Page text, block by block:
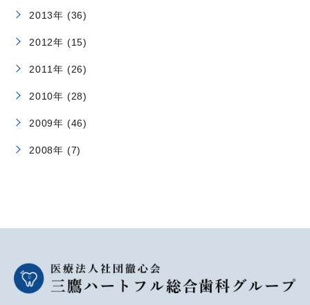
2013年 (36)
2012年 (15)
2011年 (26)
2010年 (28)
2009年 (46)
2008年 (7)